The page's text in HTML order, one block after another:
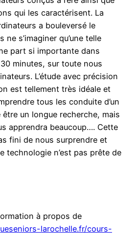
qui les caractérisent. La
a bouleversé le
ne s’imaginer qu’une telle
part si importante dans
minutes, sur toute nous
L’étude avec précision
est tellement très idéale et
tous les conduite d’un
être un longue recherche, mais
apprendra beaucoup…. Cette
fini de nous surprendre et
technologie n’est pas prête de
à propos de
larochelle.fr/cours-